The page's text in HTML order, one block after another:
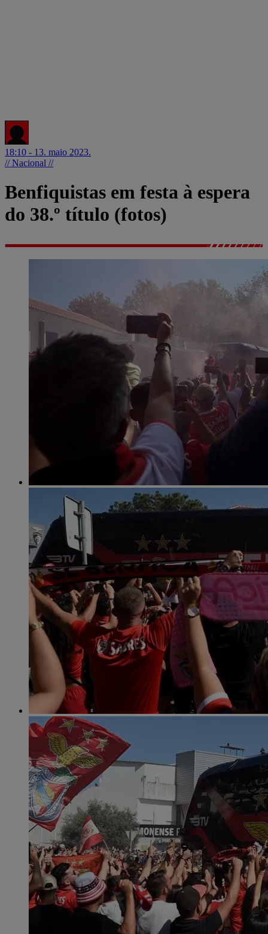
18:10 - 13. maio 2023.
// Nacional //
Benfiquistas em festa à espera
do 38.º título (fotos)